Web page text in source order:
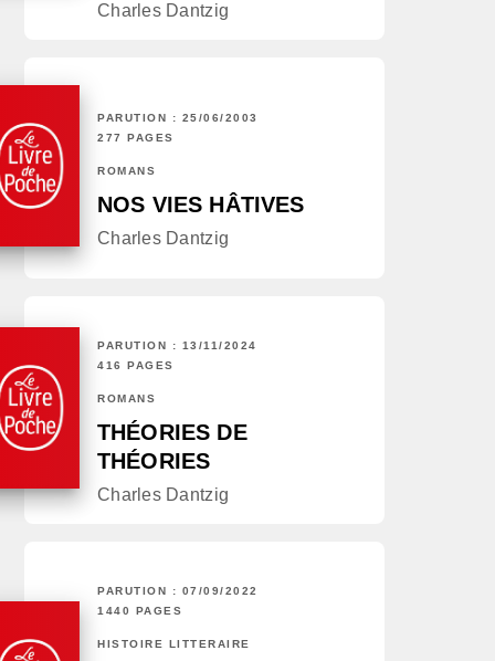
Charles Dantzig
PARUTION : 25/06/2003
277 PAGES
ROMANS
NOS VIES HÂTIVES
Charles Dantzig
PARUTION : 13/11/2024
416 PAGES
ROMANS
THÉORIES DE
THÉORIES
Charles Dantzig
PARUTION : 07/09/2022
1440 PAGES
HISTOIRE LITTÉRAIRE